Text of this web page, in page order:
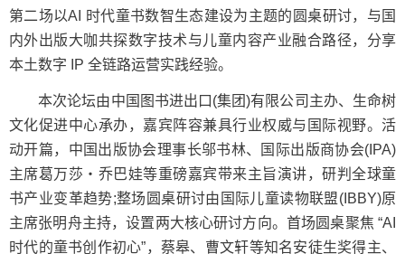
第二场以AI 时代童书数智生态建设为主题的圆桌研讨，与国
内外出版大咖共探数字技术与儿童内容产业融合路径，分享
本土数字 IP 全链路运营实践经验。
本次论坛由中国图书进出口(集团)有限公司主办、生命树
文化促进中心承办，嘉宾阵容兼具行业权威与国际视野。活
动开篇，中国出版协会理事长邬书林、国际出版商协会(IPA)
主席葛万莎・乔巴娃等重磅嘉宾带来主旨演讲，研判全球童
书产业变革趋势;整场圆桌研讨由国际儿童读物联盟(IBBY)原
主席张明舟主持，设置两大核心研讨方向。首场圆桌聚焦 “AI
时代的童书创作初心”，蔡皋、曹文轩等知名安徒生奖得主、